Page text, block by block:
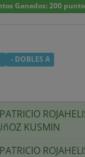
Ganados: 200
- DOBLES A
PATRICIO
KUSMIN
PATRICIO